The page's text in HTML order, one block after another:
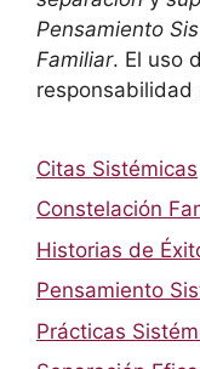
Pensamiento
Familiar. El uso
responsabilidad
Citas Sistémicas
Constelación
Historias de
Pensamiento
Prácticas